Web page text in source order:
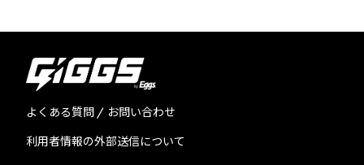
よくある質問 / お問い合わせ
利用者情報の外部送信について